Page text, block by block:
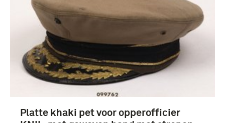
Platte khaki pet voor opperofficier